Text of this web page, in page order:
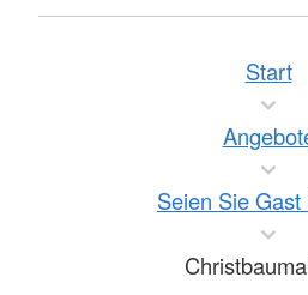
Start
Seien Sie